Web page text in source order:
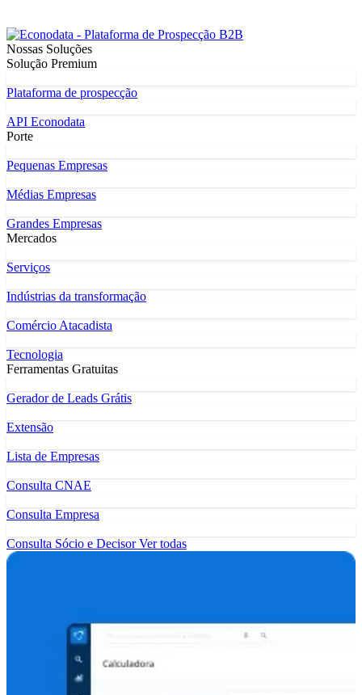
Nossas Soluções
Solução Premium
Plataforma de prospecção
API Econodata
Porte
Pequenas Empresas
Médias Empresas
Grandes Empresas
Mercados
Serviços
Indústrias da transformação
Comércio Atacadista
Tecnologia
Ferramentas Gratuitas
Gerador de Leads Grátis
Extensão
Lista de Empresas
Consulta CNAE
Consulta Empresa
Consulta Sócio e DecisorVer todas